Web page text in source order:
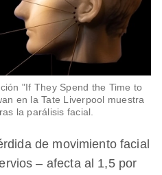
"If They Spend the Time to
en la Tate Liverpool muestra
la parálisis facial.
de movimiento facial
– afecta al 1,5 por